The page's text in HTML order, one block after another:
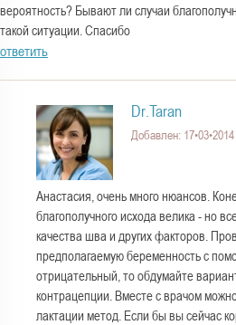
вероятность? Бывают ли случаи
такой ситуации. Спасибо
ответить
Dr.Taran
Добавлен:
Анастасия, очень много нюансов.
благополучного исхода велика - но
качества шва и других факторов.
предполагаемую беременность с
отрицательный, то обдумайте
контрацепции. Вместе с врачом
лактации метод. Если бы вы сейчас